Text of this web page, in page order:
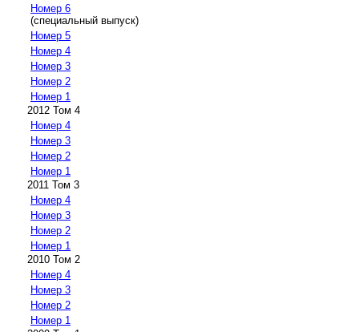
Номер 6
(специальный выпуск)
Номер 5
Номер 4
Номер 3
Номер 2
Номер 1
2012 Том 4
Номер 4
Номер 3
Номер 2
Номер 1
2011 Том 3
Номер 4
Номер 3
Номер 2
Номер 1
2010 Том 2
Номер 4
Номер 3
Номер 2
Номер 1